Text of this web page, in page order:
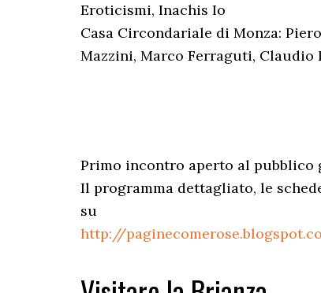
Eroticismi, Inachis Io
Casa Circondariale di Monza:
Mazzini, Marco Ferraguti, Claudio
Primo incontro aperto al pubblico
Il programma dettagliato, le
su
http://